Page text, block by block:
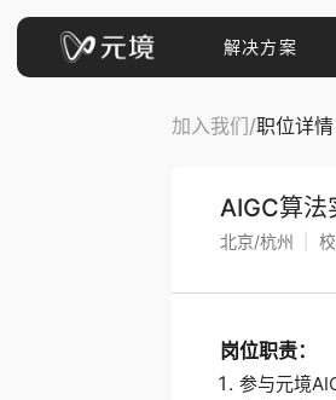
解决方案
加入我们/职位详情
AIGC算法
北京/杭州
岗位职责：
参与元境